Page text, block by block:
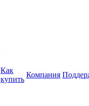
Как
купить
Компания